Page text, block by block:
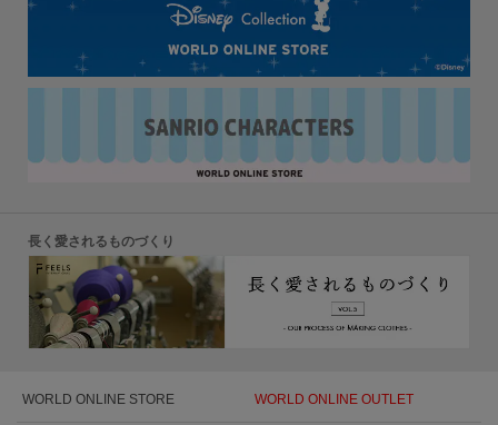
長く愛されるものづくり
WORLD ONLINE STORE WORLD ONLINE OUTLET